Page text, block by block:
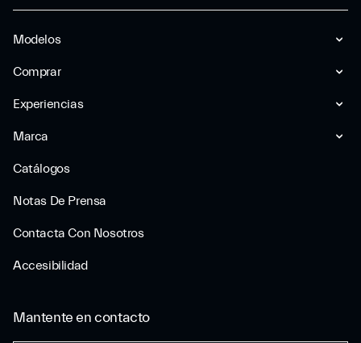
Modelos
Comprar
Experiencias
Marca
Catálogos
Notas De Prensa
Contacta Con Nosotros
Accesibilidad
Mantente en contacto